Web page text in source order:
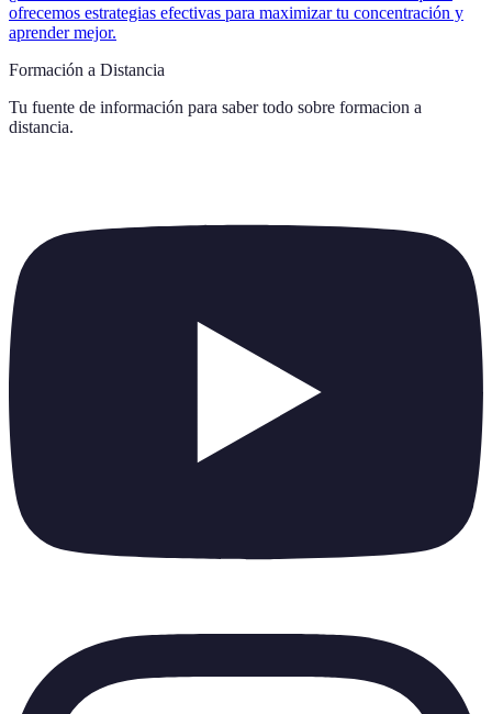
ofrecemos estrategias efectivas para maximizar tu concentración y
aprender mejor.
Formación a Distancia
Tu fuente de información para saber todo sobre formacion a
distancia.